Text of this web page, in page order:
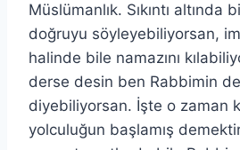
Müslümanlık. Sıkıntı altında
doğruyu söyleyebiliyorsan,
halinde bile namazını
derse desin ben Rabbimin
diyebiliyorsan. İşte o zaman
yolculuğun başlamış demektir.